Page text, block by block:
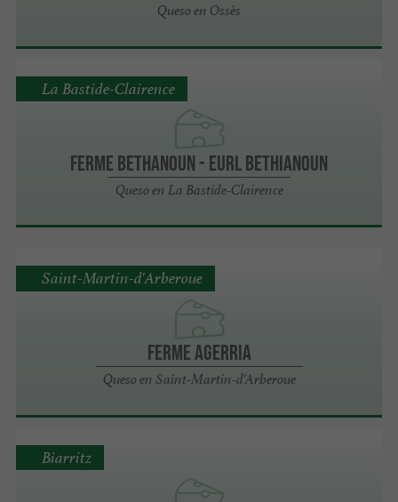
Queso en Ossès
Ferme Bethanoun - Eurl Bethianoun
Queso en La Bastide-Clairence
La Bastide-Clairence
FERME AGERRIA
Queso en Saint-Martin-d'Arberoue
Saint-Martin-d'Arberoue
Biarritz